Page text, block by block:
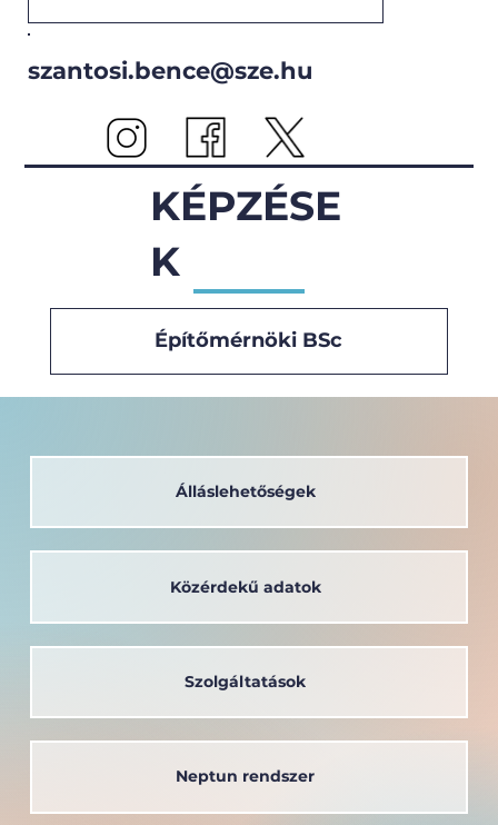
szantosi.bence@sze.hu
KÉPZÉSE
K
Építőmérnöki BSc
Álláslehetőségek
Neptun rendszer
Szolgáltatások
Közérdekű adatok